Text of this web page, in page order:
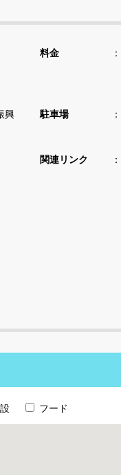
料金
興
駐車場
関連リンク
フード